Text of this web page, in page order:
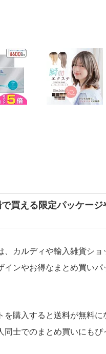
買える限定パッケージ
、カルディや輸入雑貨ショ
インやお得なまとめ買いパ
を購入すると送料が無料に
同士でのまとめ買いにもぴ